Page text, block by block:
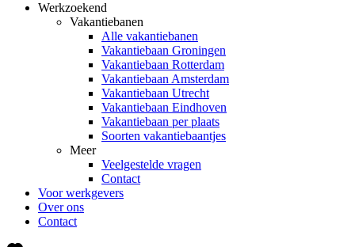
Werkzoekend
Vakantiebanen
Alle vakantiebanen
Vakantiebaan Groningen
Vakantiebaan Rotterdam
Vakantiebaan Amsterdam
Vakantiebaan Utrecht
Vakantiebaan Eindhoven
Vakantiebaan per plaats
Soorten vakantiebaantjes
Meer
Veelgestelde vragen
Contact
Voor werkgevers
Over ons
Contact